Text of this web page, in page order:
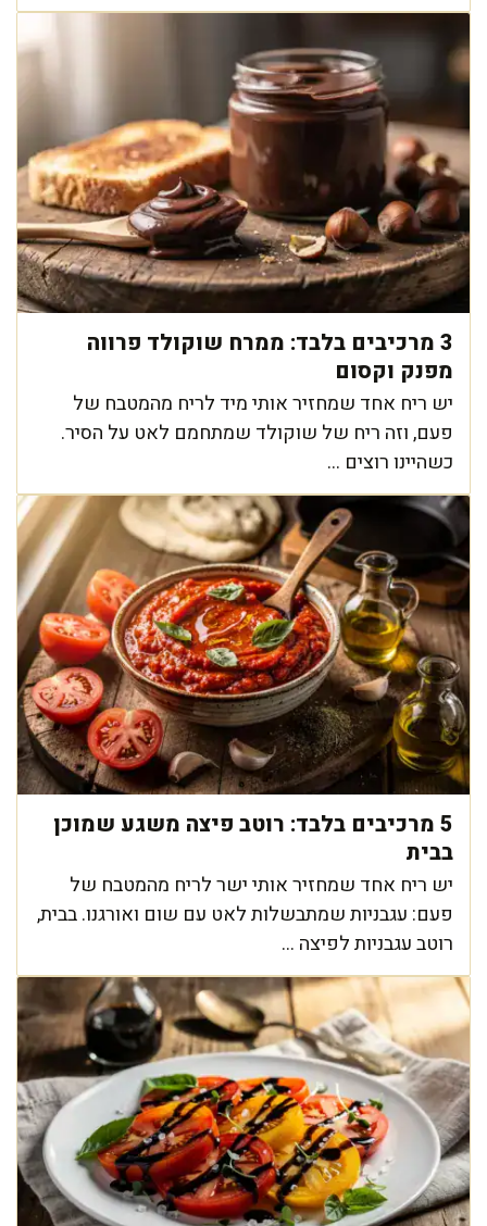
3 מרכיבים בלבד: ממרח שוקולד פרווה
מפנק וקסום
יש ריח אחד שמחזיר אותי מיד לריח מהמטבח של
פעם, וזה ריח של שוקולד שמתחמם לאט על הסיר.
כשהיינו רוצים ...
5 מרכיבים בלבד: רוטב פיצה משגע שמוכן
בבית
יש ריח אחד שמחזיר אותי ישר לריח מהמטבח של
פעם: עגבניות שמתבשלות לאט עם שום ואורגנו. בבית,
רוטב עגבניות לפיצה ...